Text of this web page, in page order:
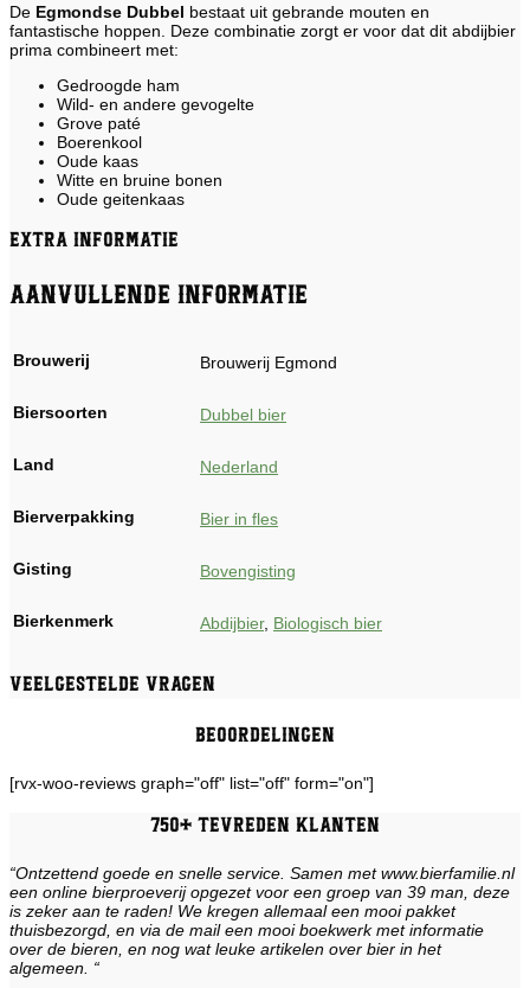
De Egmondse Dubbel bestaat uit gebrande mouten en
fantastische hoppen. Deze combinatie zorgt er voor dat dit abdijbier
prima combineert met:
Gedroogde ham
Wild- en andere gevogelte
Grove paté
Boerenkool
Oude kaas
Witte en bruine bonen
Oude geitenkaas
Extra informatie
Aanvullende informatie
Brouwerij Brouwerij Egmond
Biersoorten Dubbel bier
Land Nederland
Bierverpakking Bier in fles
Gisting Bovengisting
Bierkenmerk Abdijbier, Biologisch bier
Veelgestelde vragen
Beoordelingen
[rvx-woo-reviews graph="off" list="off" form="on"]
750+ tevreden klanten
“Ontzettend goede en snelle service. Samen met www.bierfamilie.nl
een online bierproeverij opgezet voor een groep van 39 man, deze
is zeker aan te raden! We kregen allemaal een mooi pakket
thuisbezorgd, en via de mail een mooi boekwerk met informatie
over de bieren, en nog wat leuke artikelen over bier in het
algemeen. “